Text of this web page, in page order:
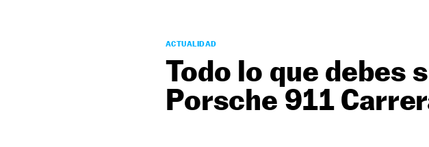
ACTUALIDAD
Todo lo que debes
Porsche 911